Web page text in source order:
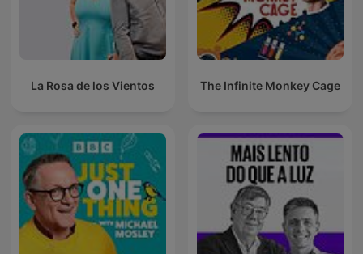
La Rosa de los Vientos The Infinite Monkey Cage